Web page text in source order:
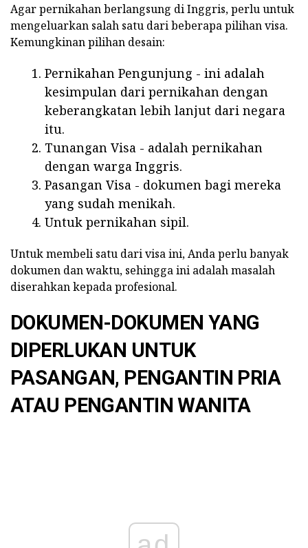
Agar pernikahan berlangsung di Inggris, perlu untuk
mengeluarkan salah satu dari beberapa pilihan visa.
Kemungkinan pilihan desain:
Pernikahan Pengunjung - ini adalah
kesimpulan dari pernikahan dengan
keberangkatan lebih lanjut dari negara
itu.
Tunangan Visa - adalah pernikahan
dengan warga Inggris.
Pasangan Visa - dokumen bagi mereka
yang sudah menikah.
Untuk pernikahan sipil.
Untuk membeli satu dari visa ini, Anda perlu banyak
dokumen dan waktu, sehingga ini adalah masalah
diserahkan kepada profesional.
DOKUMEN-DOKUMEN YANG
DIPERLUKAN UNTUK
PASANGAN, PENGANTIN PRIA
ATAU PENGANTIN WANITA